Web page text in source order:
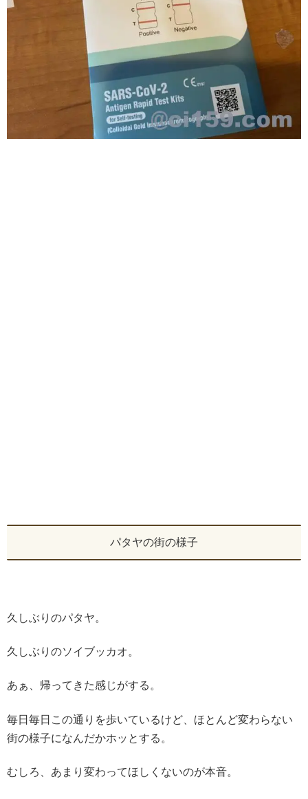
パタヤの街の様子
久しぶりのパタヤ。
久しぶりのソイブッカオ。
あぁ、帰ってきた感じがする。
毎日毎日この通りを歩いているけど、ほとんど変わらない
街の様子になんだかホッとする。
むしろ、あまり変わってほしくないのが本音。